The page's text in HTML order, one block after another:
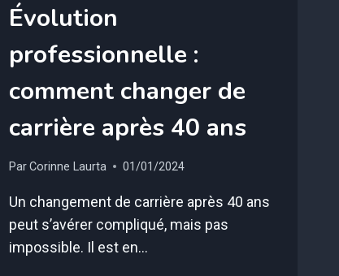
Évolution
professionnelle :
comment changer de
carrière après 40 ans
ParCorinne Laurta 01/01/2024
Un changement de carrière après 40 ans
peut s’avérer compliqué, mais pas
impossible. Il est en…